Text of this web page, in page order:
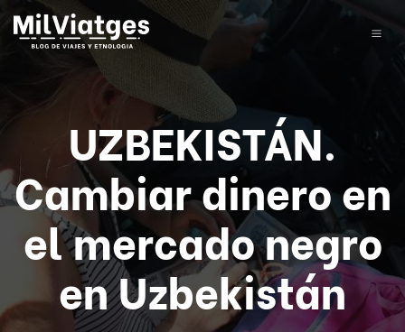
UZBEKISTÁN.
Cambiar dinero en
el mercado negro
en Uzbekistán